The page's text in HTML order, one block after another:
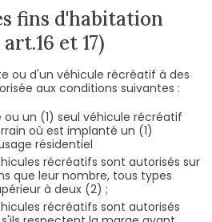
fins d'habitation
et 17)
ou d'un véhicule récréatif à des
aux conditions suivantes :
un (1) seul véhicule récréatif
où est implanté un (1)
résidentiel
récréatifs sont autorisés sur
que leur nombre, tous types
à deux (2) ;
récréatifs sont autorisés